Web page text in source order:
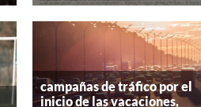
campañas de tráfico por el
inicio de las vacaciones,